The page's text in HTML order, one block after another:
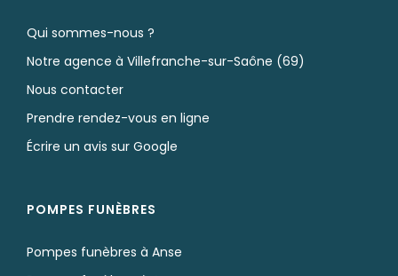
Qui sommes-nous ?
Notre agence à Villefranche-sur-Saône (69)
Nous contacter
Prendre rendez-vous en ligne
Écrire un avis sur Google
POMPES FUNÈBRES
Pompes funèbres à Anse